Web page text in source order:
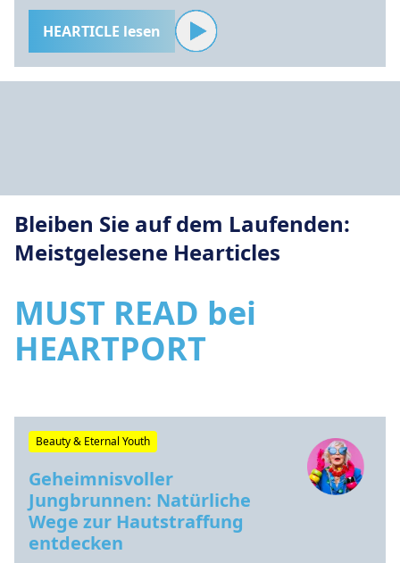
HEARTICLE lesen
Bleiben Sie auf dem Laufenden:
Meistgelesene Hearticles
MUST READ bei
HEARTPORT
Beauty & Eternal Youth
Geheimnisvoller
Jungbrunnen: Natürliche
Wege zur Hautstraffung
entdecken